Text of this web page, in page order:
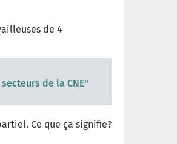
de 4
de la CNE"
Ce que ça signifie?